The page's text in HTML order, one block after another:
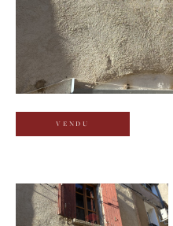
VENDU
Surface
Surface
Pièces
Référence
AFFINER